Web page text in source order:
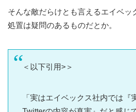
そんな敵だらけとも言えるエイベッ
処置は疑問のあるものだとか。
＜以下引用>＞
「実はエイベックス社内では『